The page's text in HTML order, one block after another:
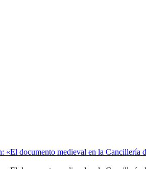
«El documento medieval en la Cancillería